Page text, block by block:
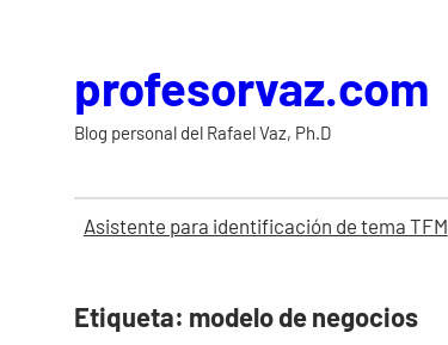
contenidoprofesorvaz.com
Blog personal del Rafael Vaz, Ph.D
Asistente para identificación de tema TFM
Etiqueta: modelo de negocios